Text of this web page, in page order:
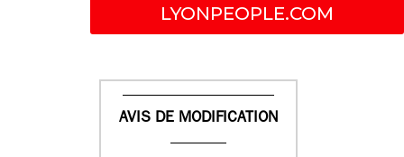
LYONPEOPLE.COM
AVIS DE MODIFICATION